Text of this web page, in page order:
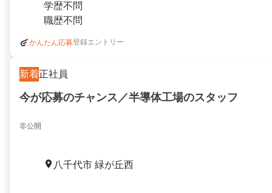
学歴不問
職歴不問
かんたん応募登録エントリー
新着正社員
今が応募のチャンス／半導体工場のスタッフ
非公開
八千代市 緑が丘西